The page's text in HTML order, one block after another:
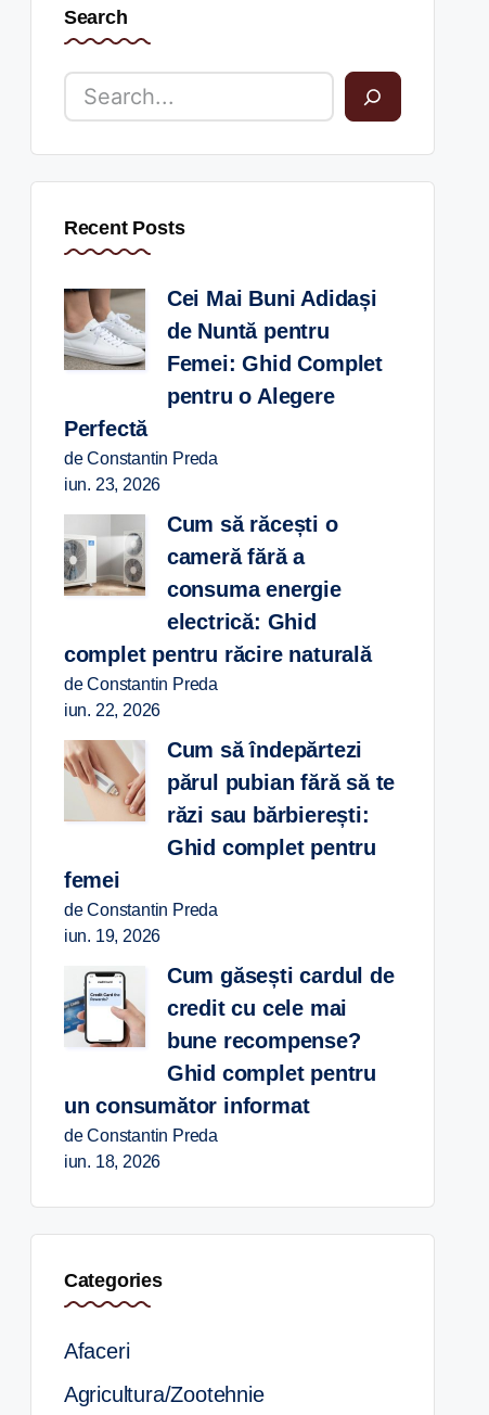
Search
Recent Posts
Cei Mai Buni Adidași
de Nuntă pentru
Femei: Ghid Complet
pentru o Alegere
Perfectă
de Constantin Preda
iun. 23, 2026
Cum să răcești o
cameră fără a
consuma energie
electrică: Ghid
complet pentru răcire naturală
de Constantin Preda
iun. 22, 2026
Cum să îndepărtezi
părul pubian fără să te
răzi sau bărbierești:
Ghid complet pentru
femei
de Constantin Preda
iun. 19, 2026
Cum găsești cardul de
credit cu cele mai
bune recompense?
Ghid complet pentru
un consumător informat
de Constantin Preda
iun. 18, 2026
Categories
Afaceri
Agricultura/Zootehnie